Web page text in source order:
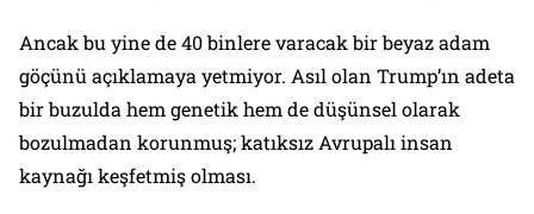
Ancak bu yine de 40 binlere varacak bir beyaz adam
göçünü açıklamaya yetmiyor. Asıl olan Trump’ın adeta
bir buzulda hem genetik hem de düşünsel olarak
bozulmadan korunmuş; katıksız Avrupalı insan
kaynağı keşfetmiş olması.